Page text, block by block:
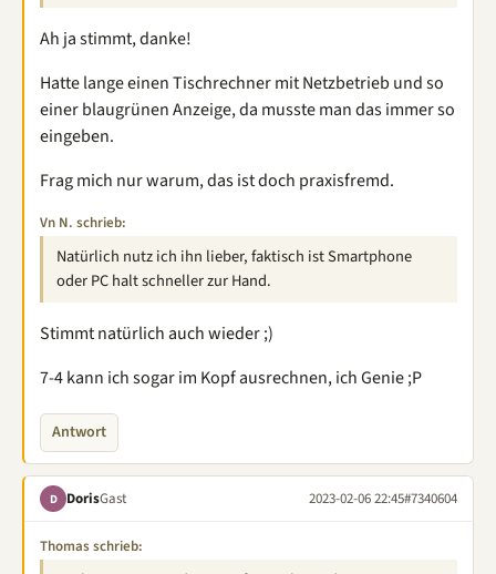
Ah ja stimmt, danke!
Hatte lange einen Tischrechner mit Netzbetrieb und so
einer blaugrünen Anzeige, da musste man das immer so
eingeben.
Frag mich nur warum, das ist doch praxisfremd.
Vn N. schrieb:
Natürlich nutz ich ihn lieber, faktisch ist Smartphone
oder PC halt schneller zur Hand.
Stimmt natürlich auch wieder ;)
7-4 kann ich sogar im Kopf ausrechnen, ich Genie ;P
Antwort
D DorisGast 2023-02-06 22:45#7340604
Thomas schrieb: